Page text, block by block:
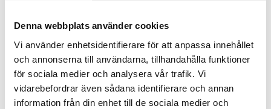
Denna webbplats använder cookies
Vi använder enhetsidentifierare för att anpassa innehållet
och annonserna till användarna, tillhandahålla funktioner
för sociala medier och analysera vår trafik. Vi
vidarebefordrar även sådana identifierare och annan
information från din enhet till de sociala medier och
Kestotilaus
Arvostele tuotteita
Toivelistat
LUO ASIAKAS